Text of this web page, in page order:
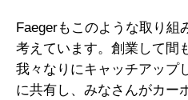
Faegerもこのような取り組
考えています。創業して間
我々なりにキャッチアップ
に共有し、みなさんがカー